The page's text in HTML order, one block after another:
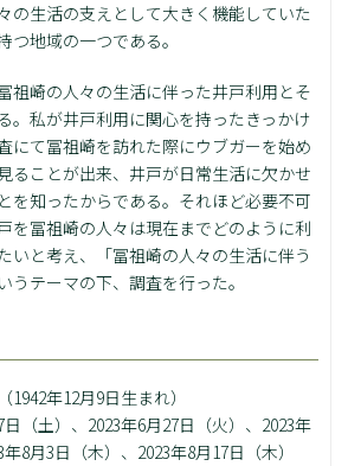
の生活の支えとして大きく機能していた
つ地域の一つである。
祖崎の人々の生活に伴った井戸利用とそ
。私が井戸利用に関心を持ったきっかけ
にて冨祖崎を訪れた際にウブガーを始め
ることが出来、井戸が日常生活に欠かせ
を知ったからである。それほど必要不可
を冨祖崎の人々は現在までどのように利
いと考え、「冨祖崎の人々の生活に伴う
うテーマの下、調査を行った。
年12月9日生まれ）
（土）、2023年6月27日（火）、2023年
8月3日（木）、2023年8月17日（木）